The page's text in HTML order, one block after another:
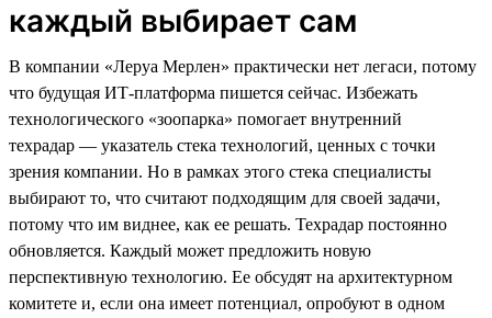
каждый выбирает сам
В компании «Леруа Мерлен» практически нет легаси, потому
что будущая ИТ-платформа пишется сейчас. Избежать
технологического «зоопарка» помогает внутренний
техрадар — указатель стека технологий, ценных с точки
зрения компании. Но в рамках этого стека специалисты
выбирают то, что считают подходящим для своей задачи,
потому что им виднее, как ее решать. Техрадар постоянно
обновляется. Каждый может предложить новую
перспективную технологию. Ее обсудят на архитектурном
комитете и, если она имеет потенциал, опробуют в одном